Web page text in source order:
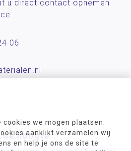
cookies we mogen plaatsen.
aanklikt verzamelen wij
en help je ons de site te
u direct contact opnemen
06
de hoogte